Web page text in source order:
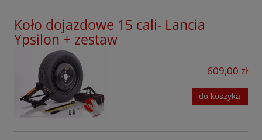
Koło dojazdowe 15 cali- Lancia
Ypsilon + zestaw
609,00 zł
do koszyka